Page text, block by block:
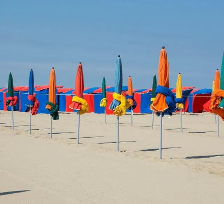
PLAGE
En séjournant dans l'un de nos 3 hôtels à Deauville, vous
pourrez bénéficier d'un accès privilégié à nos plages
privées et nos restaurants de bord de mer.